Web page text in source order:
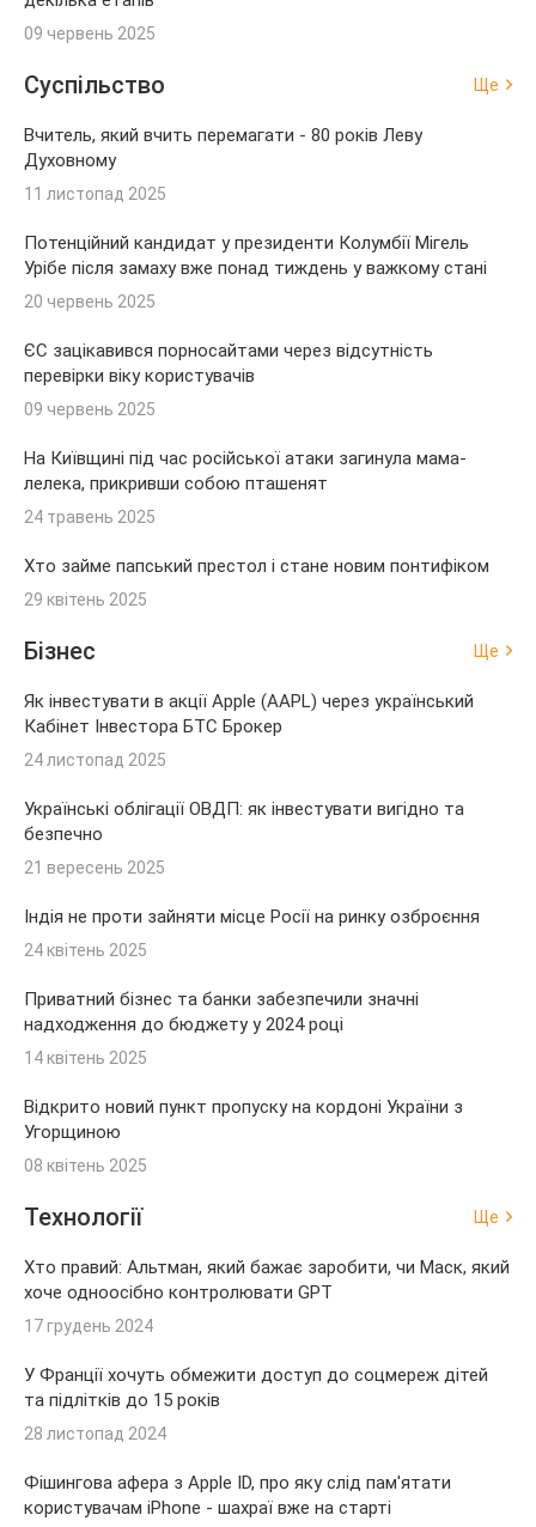
09 червень 2025
Суспільство Ще
Вчитель, який вчить перемагати - 80 років Леву
Духовному
11 листопад 2025
Потенційний кандидат у президенти Колумбії Мігель
Урібе після замаху вже понад тиждень у важкому стані
20 червень 2025
ЄС зацікавився порносайтами через відсутність
перевірки віку користувачів
09 червень 2025
На Київщині під час російської атаки загинула мама-
лелека, прикривши собою пташенят
24 травень 2025
Хто займе папський престол і стане новим понтифіком
29 квітень 2025
Бізнес Ще
Як інвестувати в акції Apple (AAPL) через український
Кабінет Інвестора БТС Брокер
24 листопад 2025
Українські облігації ОВДП: як інвестувати вигідно та
безпечно
21 вересень 2025
Індія не проти зайняти місце Росії на ринку озброєння
24 квітень 2025
Приватний бізнес та банки забезпечили значні
надходження до бюджету у 2024 році
14 квітень 2025
Відкрито новий пункт пропуску на кордоні України з
Угорщиною
08 квітень 2025
Технології Ще
Хто правий: Альтман, який бажає заробити, чи Маск, який
хоче одноосібно контролювати GPT
17 грудень 2024
У Франції хочуть обмежити доступ до соцмереж дітей
та підлітків до 15 років
28 листопад 2024
Фішингова афера з Apple ID, про яку слід пам'ятати
користувачам iPhone - шахраї вже на старті